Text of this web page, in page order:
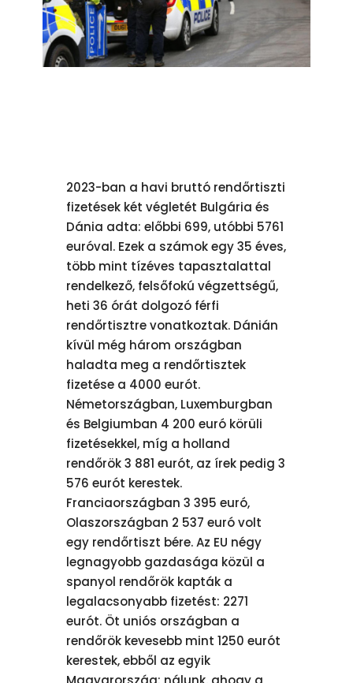
2023-ban a havi bruttó rendőrtiszti
fizetések két végletét Bulgária és
Dánia adta: előbbi 699, utóbbi 5761
euróval. Ezek a számok egy 35 éves,
több mint tízéves tapasztalattal
rendelkező, felsőfokú végzettségű,
heti 36 órát dolgozó férfi
rendőrtisztre vonatkoztak. Dánián
kívül még három országban
haladta meg a rendőrtisztek
fizetése a 4000 eurót.
Németországban, Luxemburgban
és Belgiumban 4 200 euró körüli
fizetésekkel, míg a holland
rendőrök 3 881 eurót, az írek pedig 3
576 eurót kerestek.
Franciaországban 3 395 euró,
Olaszországban 2 537 euró volt
egy rendőrtiszt bére. Az EU négy
legnagyobb gazdasága közül a
spanyol rendőrök kapták a
legalacsonyabb fizetést: 2271
eurót. Öt uniós országban a
rendőrök kevesebb mint 1250 eurót
kerestek, ebből az egyik